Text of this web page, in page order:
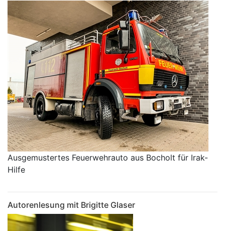
Ausgemustertes Feuerwehrauto aus Bocholt für Irak-
Hilfe
Autorenlesung mit Brigitte Glaser